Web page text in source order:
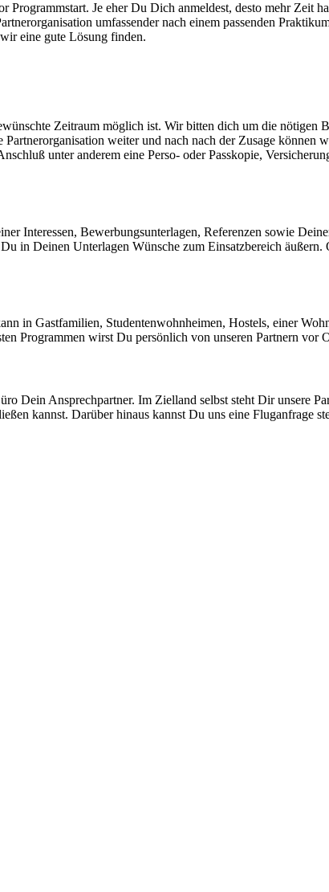
Je eher Du Dich anmeldest, desto mehr Zeit
umfassender nach einem passenden
eine gute Lösung finden.
Zeitraum möglich ist. Wir bitten dich um die nötigen
weiter und nach nach der Zusage
unter anderem eine Perso- oder Passkopie,
Interessen, Bewerbungsunterlagen, Referenzen sowie
in Deinen Unterlagen Wünsche zum Einsatzbereich
in Gastfamilien, Studentenwohnheimen, Hostels, einer
Programmen wirst Du persönlich von unseren Partnern vor
Dein Ansprechpartner. Im Zielland selbst steht Dir unsere
kannst. Darüber hinaus kannst Du uns eine Fluganfrage